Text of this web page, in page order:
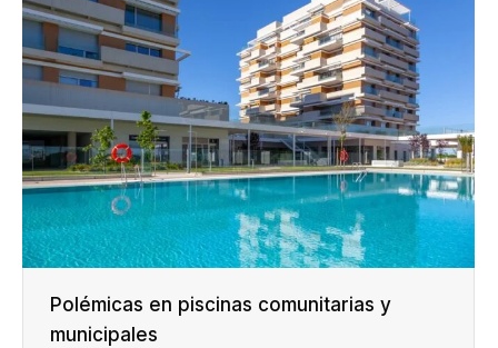
Polémicas en piscinas comunitarias y
municipales